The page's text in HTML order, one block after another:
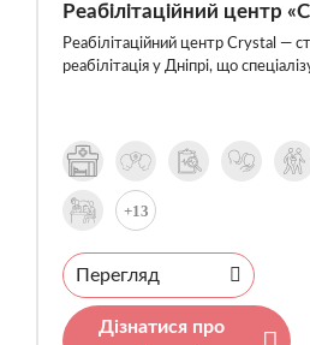
Реабілітаційний центр
Реабілітаційний центр Crystal —
реабілітація у Дніпрі, що
+13
Перегляд
Дізнатися про